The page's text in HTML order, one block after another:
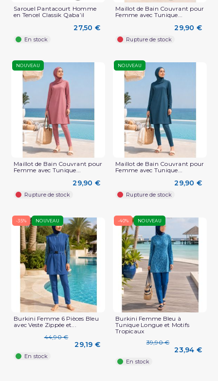
Sarouel Pantacourt Homme
en Tencel Classik Qaba’il
27,50 €
En stock
Maillot de Bain Couvrant pour
Femme avec Tunique...
29,90 €
Rupture de stock
NOUVEAU
Maillot de Bain Couvrant pour
Femme avec Tunique...
29,90 €
Rupture de stock
NOUVEAU
Maillot de Bain Couvrant pour
Femme avec Tunique...
29,90 €
Rupture de stock
-35% NOUVEAU
Burkini Femme 6 Pièces Bleu
avec Veste Zippée et...
44,90 €
29,19 €
En stock
-40% NOUVEAU
Burkini Femme Bleu à
Tunique Longue et Motifs
Tropicaux
39,90 €
23,94 €
En stock